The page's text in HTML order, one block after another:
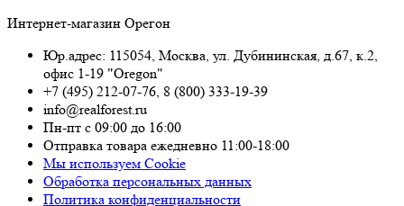
Интернет-магазин Орегон
Юр.адрес: 115054, Москва, ул. Дубининская, д.67, к.2,
офис 1-19 "Oregon"
+7 (495) 212-07-76, 8 (800) 333-19-39
info@realforest.ru
Пн-пт с 09:00 до 16:00
Отправка товара ежедневно 11:00-18:00
Мы используем Cookie
Обработка персональных данных
Политика конфиденциальности